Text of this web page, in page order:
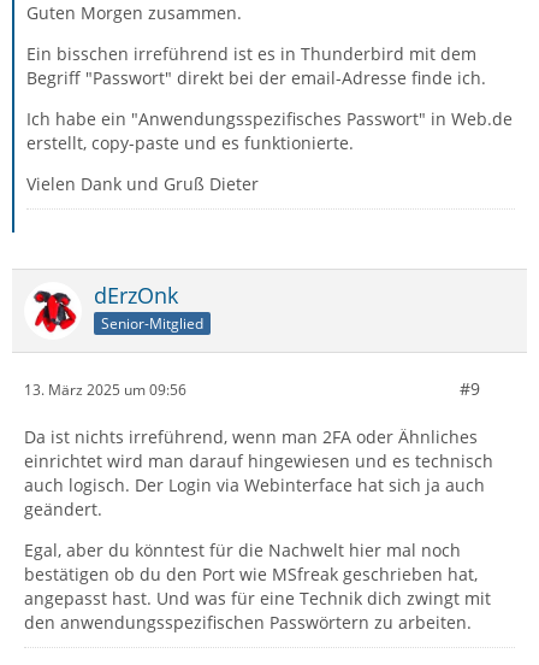
Guten Morgen zusammen.
Ein bisschen irreführend ist es in Thunderbird mit dem
Begriff "Passwort" direkt bei der email-Adresse finde ich.
Ich habe ein "Anwendungsspezifisches Passwort" in Web.de
erstellt, copy-paste und es funktionierte.
Vielen Dank und Gruß Dieter
dErzOnk
Senior-Mitglied
13. März 2025 um 09:56 #9
Da ist nichts irreführend, wenn man 2FA oder Ähnliches
einrichtet wird man darauf hingewiesen und es technisch
auch logisch. Der Login via Webinterface hat sich ja auch
geändert.
Egal, aber du könntest für die Nachwelt hier mal noch
bestätigen ob du den Port wie MSfreak geschrieben hat,
angepasst hast. Und was für eine Technik dich zwingt mit
den anwendungsspezifischen Passwörtern zu arbeiten.